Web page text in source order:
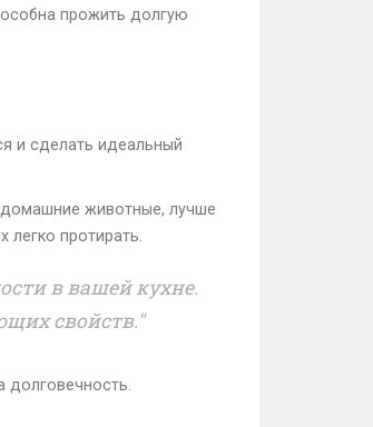
прожить долгую
и сделать идеальный
домашние животные, лучше
легко протирать.
в вашей кухне.
свойств."